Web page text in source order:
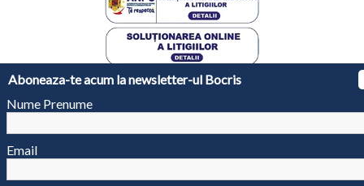
Aboneaza-te acum la newsletter-ul Bocris
Nume Prenume
Email